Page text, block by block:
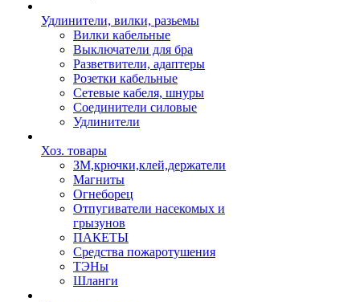
Удлинители, вилки, разьемы
Вилки кабельные
Выключатели для бра
Разветвители, адаптеры
Розетки кабельные
Сетевые кабеля, шнуры
Соединители силовые
Удлинители
Хоз. товары
ЗМ,крючки,клей,держатели
Магниты
Огнеборец
Отпугиватели насекомых и
грызунов
ПАКЕТЫ
Средства пожаротушения
ТЭНы
Шланги